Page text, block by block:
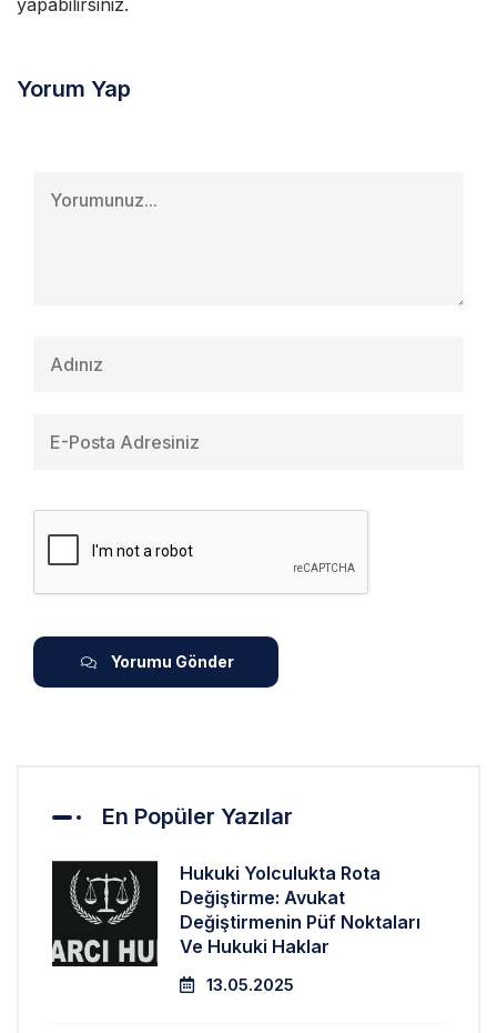
yapabilirsiniz.
Yorum Yap
Yorumu Gönder
En Popüler Yazılar
Hukuki Yolculukta Rota
Değiştirme: Avukat
Değiştirmenin Püf Noktaları
Ve Hukuki Haklar
13.05.2025